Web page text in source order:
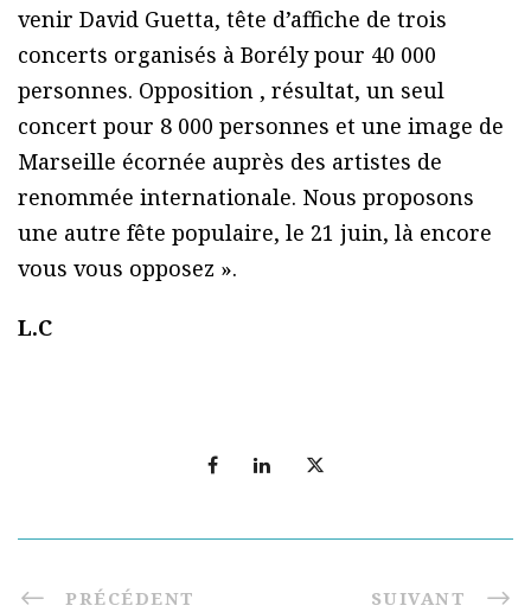
venir David Guetta, tête d’affiche de trois
concerts organisés à Borély pour 40 000
personnes. Opposition , résultat, un seul
concert pour 8 000 personnes et une image de
Marseille écornée auprès des artistes de
renommée internationale. Nous proposons
une autre fête populaire, le 21 juin, là encore
vous vous opposez ».
L.C
PRÉCÉDENT SUIVANT